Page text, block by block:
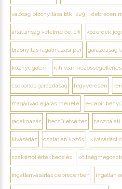
valóság bizonyítása btk. 229 debrecen
ártatlanság vélelme be. 1 § közérdek
bizonyítás rágalmazási per garázdaság
köznyugalom kihívóan közösségellenes
csoportos garázdaság fegyveresen
magánvád eljárás menete e-papír
rágalmazás becsületsértés használati
kivásárlás osztatlan közös kivásárlási
szakértői értékbecslés
ingatlanvásárlás debrecenben ingatlan